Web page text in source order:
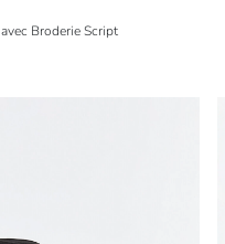
Broderie Script